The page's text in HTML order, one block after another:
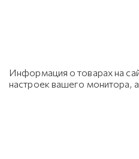
Информация о товарах на
настроек вашего монитора,